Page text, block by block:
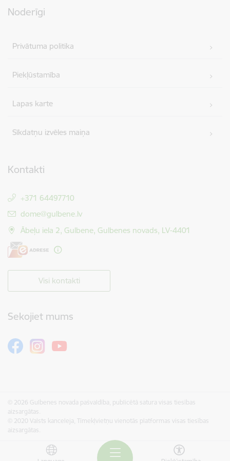
Noderīgi
Privātuma politika
Piekļūstamība
Lapas karte
Sīkdatņu izvēles maiņa
Kontakti
+371 64497710
E-pasts:
dome@gulbene.lv
Ābeļu iela 2, Gulbene, Gulbenes novads, LV-4401
Visi kontakti
Sekojiet mums
© 2026 Gulbenes novada pašvaldība, publicētā satura visas tiesības
aizsargātas.
© 2020 Valsts kanceleja, Tīmekļvietņu vienotās platformas visas tiesības
aizsargātas.